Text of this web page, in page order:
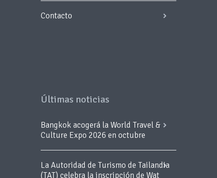
Contacto
Últimas noticias
Bangkok acogerá la World Travel &
Culture Expo 2026 en octubre
La Autoridad de Turismo de Tailandia
(TAT) celebra la inscripción de Wat